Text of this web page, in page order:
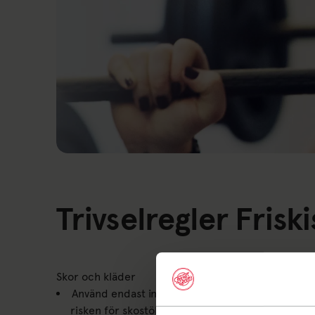
Trivselregler
Skor och kläder
Använd endast inneskor i våra lokaler. Ta med
risken för skostölder.